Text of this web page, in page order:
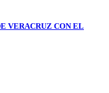
VERACRUZ CON EL